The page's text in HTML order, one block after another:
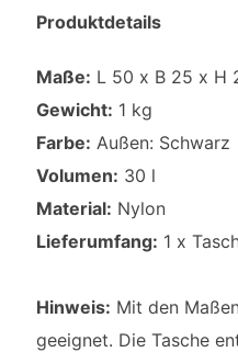
Produktdetails
Maße: L 50 x B 25 x H
Gewicht: 1 kg
Farbe: Außen: Schwarz
Volumen: 30 l
Material: Nylon
Lieferumfang: 1 x
Hinweis: Mit den
geeignet. Die Tasche